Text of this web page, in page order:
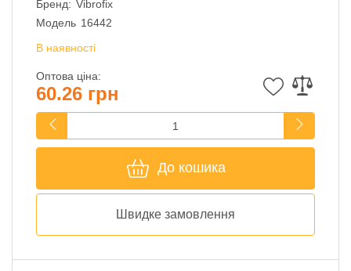
Бренд: Vibrofix
Модель 16442
В наявності
Оптова ціна:
60.26 грн
До кошика
Швидке замовлення